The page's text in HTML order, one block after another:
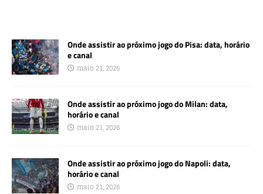
Onde assistir ao próximo jogo do Pisa: data, horário
e canal
maio 21, 2026
Onde assistir ao próximo jogo do Milan: data,
horário e canal
maio 21, 2026
Onde assistir ao próximo jogo do Napoli: data,
horário e canal
maio 21, 2026